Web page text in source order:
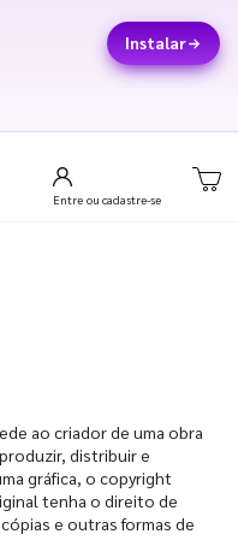
Instalar
Entre ou cadastre-se
ao criador de uma obra
distribuir e
gráfica, o copyright
tenha o direito de
e outras formas de